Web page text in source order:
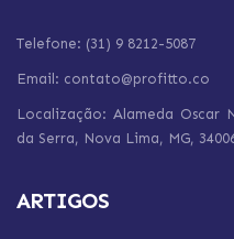
Telefone: (31) 9 8212-5087
Email: contato@profitto.co
Localização: Alameda Oscar
da Serra, Nova Lima, MG,
ARTIGOS